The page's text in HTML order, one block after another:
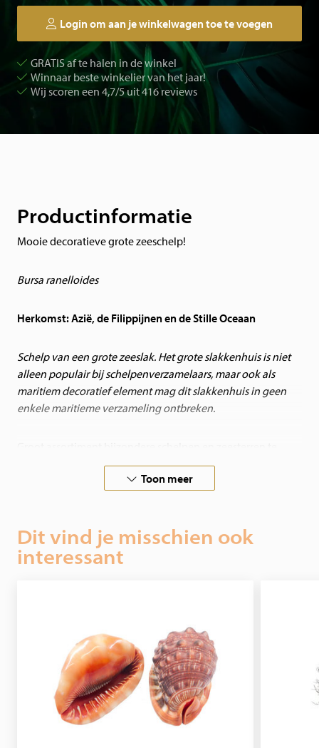
Login om aan je winkelwagen toe te voegen
GRATIS af te halen in de winkel
Winnaar beste winkelier van het jaar!
Wij scoren een 4,7/5 uit 416 reviews
Productinformatie
Mooie decoratieve grote zeeschelp!
Bursa ranelloides
Herkomst: Azië, de Filippijnen en de Stille Oceaan
Schelp van een grote zeeslak. Het grote slakkenhuis is niet
alleen populair bij schelpenverzamelaars, maar ook als
maritiem decoratief element mag dit slakkenhuis in geen
enkele maritieme verzameling ontbreken.
koop, voor liefhebbers en verzamelaars.
Worden per stuk geleverd. Afmeting en kleur kunnen
wonderen uit de zee, neem dan contact met ons op.
Toon meer
Dit vind je misschien ook
interessant